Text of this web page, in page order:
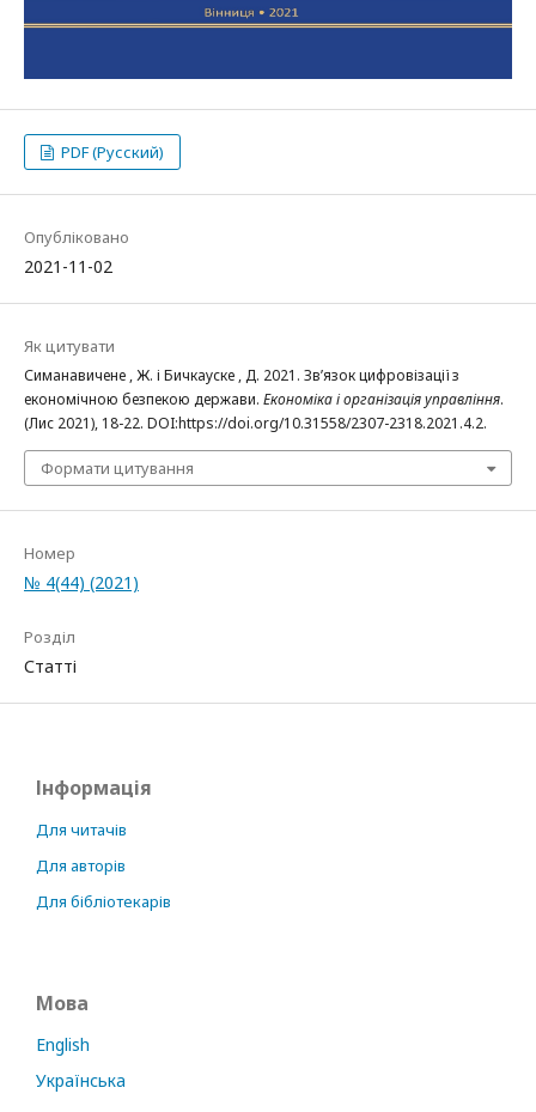
PDF (Русский)
Опубліковано
2021-11-02
Як цитувати
Симанавичене , Ж. і Бичкауске , Д. 2021. Зв’язок цифровізації з
економічною безпекою держави. Економіка і організація управління.
(Лис 2021), 18-22. DOI:https://doi.org/10.31558/2307-2318.2021.4.2.
Формати цитування
Номер
№ 4(44) (2021)
Розділ
Статті
Інформація
Для читачів
Для авторів
Для бібліотекарів
Мова
English
Українська